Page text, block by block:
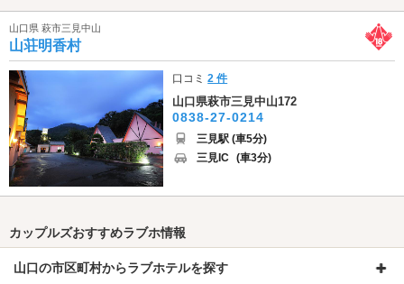
山口県 萩市三見中山
山荘明香村
口コミ2 件
山口県萩市三見中山172
0838-27-0214
三見駅 (車5分)
三見IC (車3分)
カップルズおすすめラブホ情報
山口の市区町村からラブホテルを探す